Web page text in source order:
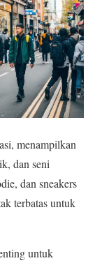
menampilkan
dan seni
dan sneakers
terbatas untuk
untuk